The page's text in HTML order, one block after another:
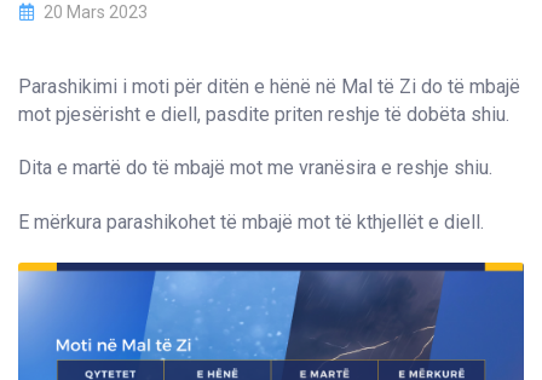
20 Mars 2023
Parashikimi i moti për ditën e hënë në Mal të Zi do të mbajë
mot pjesërisht e diell, pasdite priten reshje të dobëta shiu.
Dita e martë do të mbajë mot me vranësira e reshje shiu.
E mërkura parashikohet të mbajë mot të kthjellët e diell.